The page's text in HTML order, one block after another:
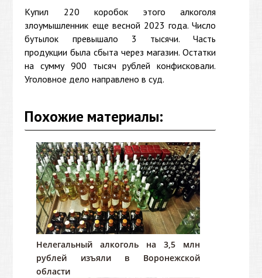
Купил 220 коробок этого алкоголя
злоумышленник еще весной 2023 года. Число
бутылок превышало 3 тысячи. Часть
продукции была сбыта через магазин. Остатки
на сумму 900 тысяч рублей конфисковали.
Уголовное дело направлено в суд.
Похожие материалы:
Нелегальный алкоголь на 3,5 млн
рублей изъяли в Воронежской
области